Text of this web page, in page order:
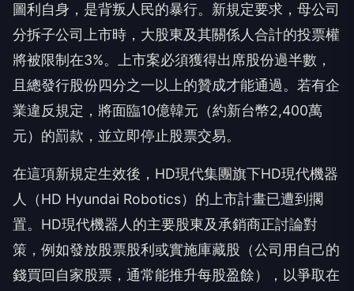
圖利自身，是背叛人民的暴行。新規定要求，母公司
分拆子公司上市時，大股東及其關係人合計的投票權
將被限制在3%。上市案必須獲得出席股份過半數，
且總發行股份四分之一以上的贊成才能通過。若有企
業違反規定，將面臨10億韓元（約新台幣2,400萬
元）的罰款，並立即停止股票交易。
在這項新規定生效後，HD現代集團旗下HD現代機器
人（HD Hyundai Robotics）的上市計畫已遭到擱
置。HD現代機器人的主要股東及承銷商正討論對
策，例如發放股票股利或實施庫藏股（公司用自己的
錢買回自家股票，通常能推升每股盈餘），以爭取在